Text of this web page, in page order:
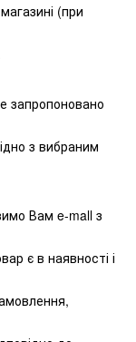
(при
запропоновано
з вибраним
Вам e-mall з
є в наявності і